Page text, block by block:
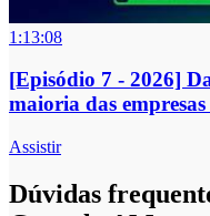
1:13:08
[Episódio 7 - 2026]
maioria das
Assistir
Dúvidas